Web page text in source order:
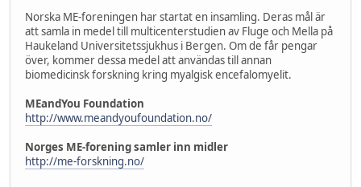
Norska ME-foreningen har startat en insamling. Deras mål är
att samla in medel till multicenterstudien av Fluge och Mella på
Haukeland Universitetssjukhus i Bergen. Om de får pengar
över, kommer dessa medel att användas till annan
biomedicinsk forskning kring myalgisk encefalomyelit.
MEandYou Foundation
http://www.meandyoufoundation.no/
Norges ME-forening samler inn midler
http://me-forskning.no/